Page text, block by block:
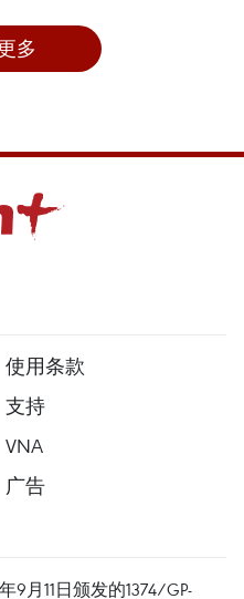
多
使用条款
支持
VNA
广告
月11日颁发的1374/GP-